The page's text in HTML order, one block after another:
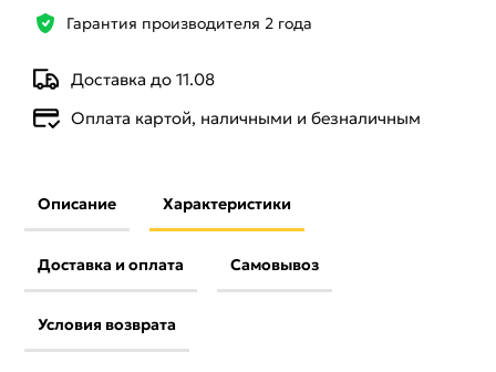
Гарантия производителя 2 года
Доставка до 11.08
Оплата картой, наличными и безналичным
Описание Характеристики
Доставка и оплата Самовывоз
Условия возврата